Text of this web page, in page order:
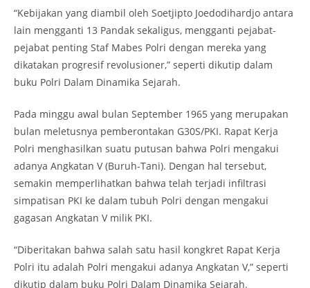
“Kebijakan yang diambil oleh Soetjipto Joedodihardjo antara
lain mengganti 13 Pandak sekaligus, mengganti pejabat-
pejabat penting Staf Mabes Polri dengan mereka yang
dikatakan progresif revolusioner,” seperti dikutip dalam
buku Polri Dalam Dinamika Sejarah.
Pada minggu awal bulan September 1965 yang merupakan
bulan meletusnya pemberontakan G30S/PKI. Rapat Kerja
Polri menghasilkan suatu putusan bahwa Polri mengakui
adanya Angkatan V (Buruh-Tani). Dengan hal tersebut,
semakin memperlihatkan bahwa telah terjadi infiltrasi
simpatisan PKI ke dalam tubuh Polri dengan mengakui
gagasan Angkatan V milik PKI.
“Diberitakan bahwa salah satu hasil kongkret Rapat Kerja
Polri itu adalah Polri mengakui adanya Angkatan V,” seperti
dikutip dalam buku Polri Dalam Dinamika Sejarah.